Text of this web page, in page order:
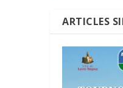
ARTICLES